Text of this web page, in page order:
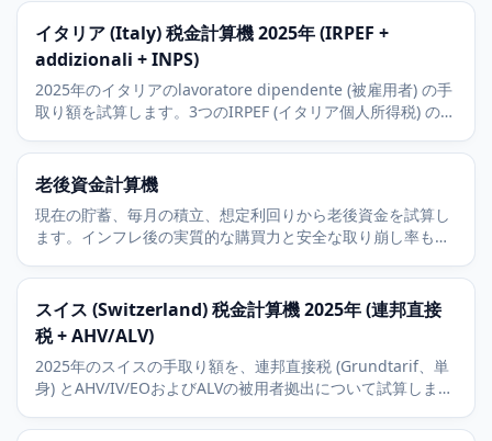
イタリア (Italy) 税金計算機 2025年 (IRPEF +
addizionali + INPS)
2025年のイタリアのlavoratore dipendente (被雇用者) の手
取り額を試算します。3つのIRPEF (イタリア個人所得税) の
雇用者のINPS拠出、8,500ユーロの非課税枠を含みます。
老後資金計算機
現在の貯蓄、毎月の積立、想定利回りから老後資金を試算し
ます。インフレ後の実質的な購買力と安全な取り崩し率も確
スイス (Switzerland) 税金計算機 2025年 (連邦直接
税 + AHV/ALV)
2025年のスイスの手取り額を、連邦直接税 (Grundtarif、単
身) とAHV/IV/EOおよびALVの被用者拠出について試算しま